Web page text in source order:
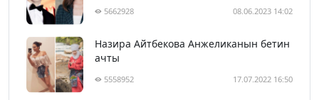
5662928 08.06.2023 14:02
Назира Айтбекова Анжеликанын бетин
ачты
5558952 17.07.2022 16:50